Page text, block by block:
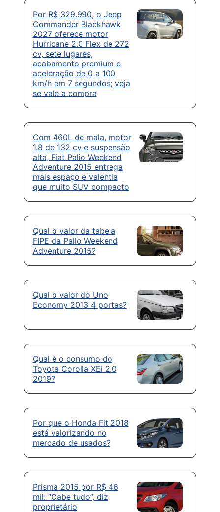
Por R$ 329.990, o Jeep
Commander Blackhawk
2027 oferece motor
Hurricane 2.0 Flex de 272
cv, sete lugares,
acabamento premium e
aceleração de 0 a 100
km/h em 7 segundos; veja
se vale a compra
Com 460L de mala, motor
1.8 de 132 cv e suspensão
alta, Fiat Palio Weekend
Adventure 2015 entrega
mais espaço e valentia
que muito SUV compacto
Qual o valor da tabela
FIPE da Palio Weekend
Adventure 2015?
Qual o valor do Uno
Economy 2013 4 portas?
Qual é o consumo do
Toyota Corolla XEi 2.0
2019?
Por que o Honda Fit 2018
está valorizando no
mercado de usados?
Prisma 2015 por R$ 46
mil: “Cabe tudo”, diz
proprietário